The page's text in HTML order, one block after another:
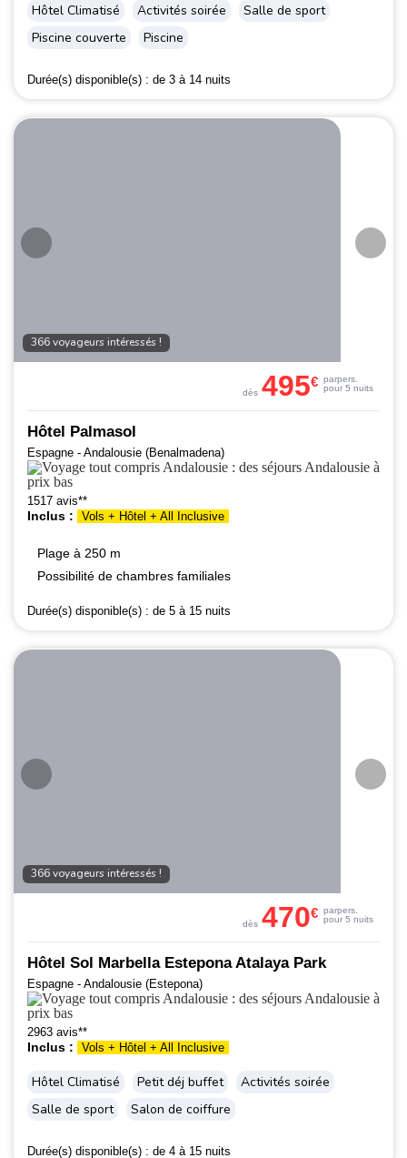
Hôtel Climatisé Activités soirée
Salle de sport
Piscine couverte
Piscine
Durée(s) disponible(s) : de 3 à 14 nuits
366 voyageurs intéressés !
Hôtel Palmasol
Espagne - Andalousie (Benalmadena)
1517 avis**
Inclus : Vols + Hôtel + All Inclusive
Plage à 250 m
Possibilité de chambres familiales
Durée(s) disponible(s) : de 5 à 15 nuits
dès 495€ parpers.
pour 5 nuits
366 voyageurs intéressés !
Hôtel Sol Marbella Estepona Atalaya Park
Espagne - Andalousie (Estepona)
2963 avis**
Inclus : Vols + Hôtel + All Inclusive
Hôtel Climatisé Petit déj buffet
Activités soirée
Salle de sport
Salon de coiffure
Durée(s) disponible(s) : de 4 à 15 nuits
dès 470€ parpers.
pour 5 nuits